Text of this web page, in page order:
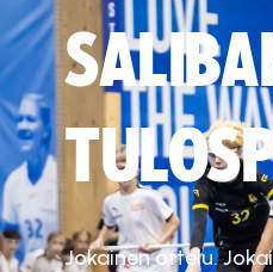
Jokainen ottelu.